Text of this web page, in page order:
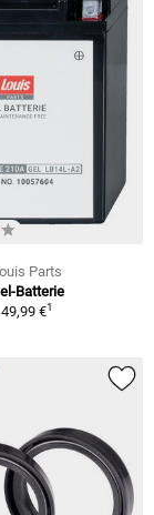
Parts
Batterie
49,99 €1